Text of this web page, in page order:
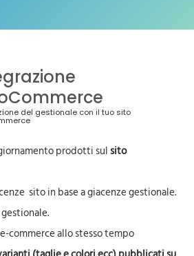
del gestionale con il tuo sito
prodotti sul sito
sito in base a giacenze gestionale.
commerce allo stesso tempo